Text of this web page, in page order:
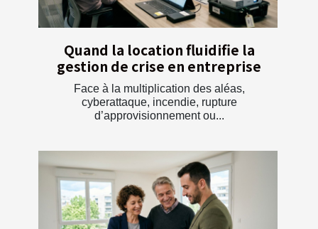
Quand la location fluidifie la
gestion de crise en entreprise
Face à la multiplication des aléas,
cyberattaque, incendie, rupture
d’approvisionnement ou...